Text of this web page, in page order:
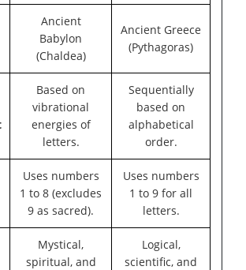
Ancient
Babylon
(Chaldea)
Ancient Greece
(Pythagoras)
Based on
vibrational
energies of
letters.
Sequentially
based on
alphabetical
order.
Uses numbers
1 to 8 (excludes
9 as sacred).
Uses numbers
1 to 9 for all
letters.
Mystical,
spiritual, and
Logical,
scientific, and